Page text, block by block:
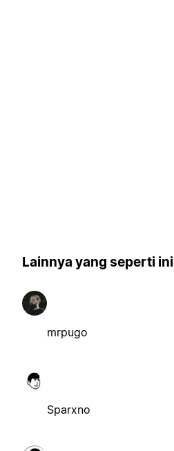
Lainnya yang seperti ini
mrpugo
Sparxno